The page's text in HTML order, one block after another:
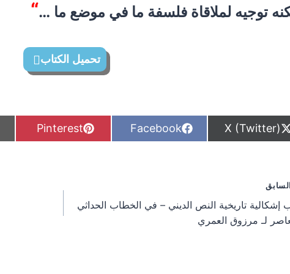
توجيه لملاقاة فلسفة ما في موضع ما …“
تحميل الكتاب
S
h
o
n
X (Twitter)
S
h
Facebook
S
h
Pinterest
السابق
إشكالية تاريخية النص الديني – في الخطاب الحداثي
لـ مرزوق العمري